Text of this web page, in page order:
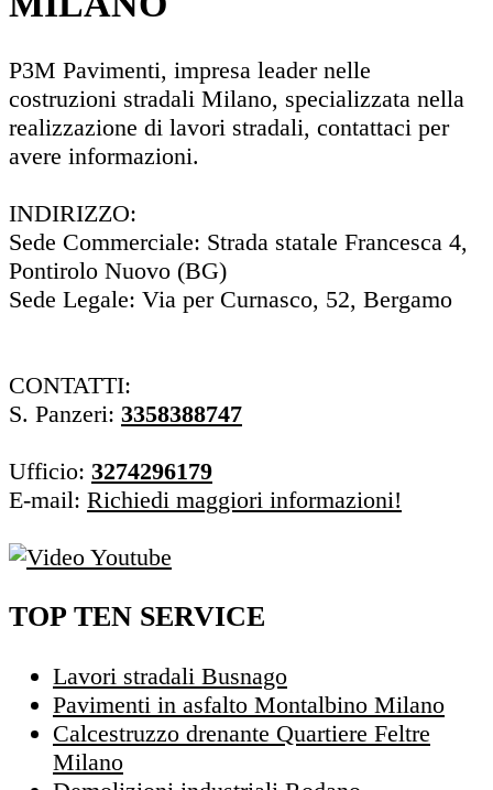
P3M Pavimenti, impresa leader nelle
costruzioni stradali Milano, specializzata nella
realizzazione di lavori stradali, contattaci per
avere informazioni.
INDIRIZZO:
Sede Commerciale: Strada statale Francesca 4,
Pontirolo Nuovo (BG)
Sede Legale: Via per Curnasco, 52, Bergamo
CONTATTI:
S. Panzeri: 3358388747
Ufficio: 3274296179
E-mail: Richiedi maggiori informazioni!
TOP TEN SERVICE
Lavori stradali Busnago
Pavimenti in asfalto Montalbino Milano
Calcestruzzo drenante Quartiere Feltre
Milano